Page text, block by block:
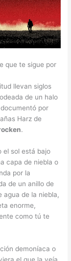
que te sigue por
llevan siglos
de un halo
por
Harz de
.
el sol está bajo
capa de niebla o
por la
de un anillo de
agua de la niebla,
enorme,
como tú te
demoníaca o